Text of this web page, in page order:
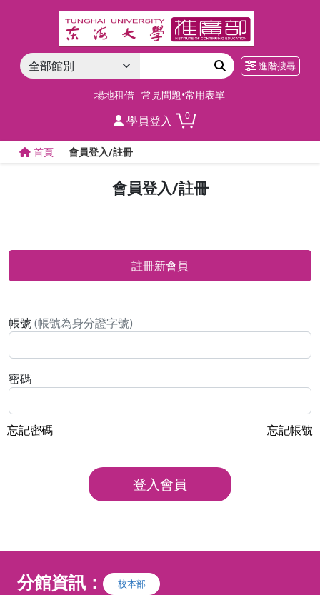
進階搜尋
場地租借 常見問題•常用表單
學員登入 0
首頁 會員登入/註冊
會員登入/註冊
註冊新會員
帳號(帳號為身分證字號)
密碼
忘記密碼 忘記帳號
登入會員
分館資訊： 校本部